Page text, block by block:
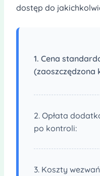
dostęp do
1. Cena
(zaoszczędzona
2. Opłata
po kontroli:
3. Koszty